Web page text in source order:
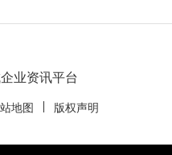
业资讯平台
地图 版权声明